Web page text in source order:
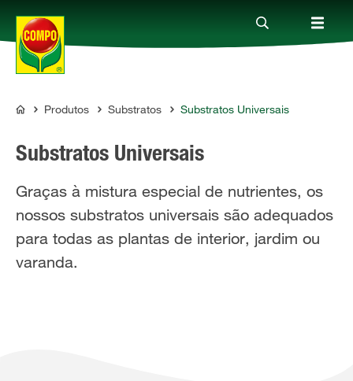
Produtos
Guia
Serviço
Quem somos
COMPO
Produtos Substratos Substratos Universais
Substratos Universais
Graças à mistura especial de nutrientes, os
nossos substratos universais são adequados
para todas as plantas de interior, jardim ou
varanda.